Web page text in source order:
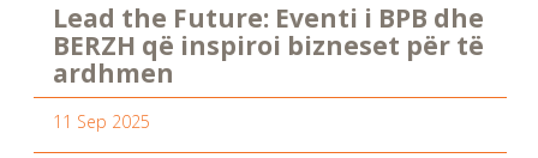
Lead the Future: Eventi i BPB dhe
BERZH që inspiroi bizneset për të
ardhmen
11 Sep 2025